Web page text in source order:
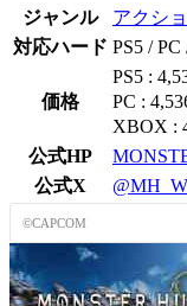
ジャンル
アクシ
対応ハード PS5 /
価格
PS5 :
PC :
XBOX :
公式HP
公式X
©CAPCOM